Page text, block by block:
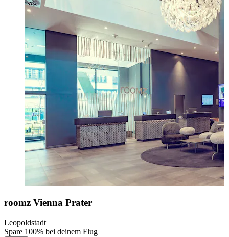
roomz Vienna Prater
Leopoldstadt
Spare 100% bei deinem Flug